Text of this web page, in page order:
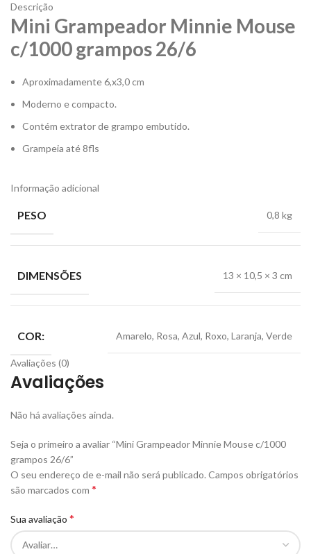
Descrição
Mini Grampeador Minnie Mouse
c/1000 grampos 26/6
Aproximadamente 6,x3,0 cm
Moderno e compacto.
Contém extrator de grampo embutido.
Grampeia até 8fls
Informação adicional
PESO 0,8 kg
DIMENSÕES 13 × 10,5 × 3 cm
COR: Amarelo, Rosa, Azul, Roxo, Laranja, Verde
Avaliações (0)
Avaliações
Não há avaliações ainda.
Seja o primeiro a avaliar “Mini Grampeador Minnie Mouse c/1000
grampos 26/6”
O seu endereço de e-mail não será publicado.Campos obrigatórios
são marcados com *
Sua avaliação *